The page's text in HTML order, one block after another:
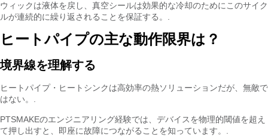
ウィックは液体を戻し、真空シールは効果的な冷却のためにこのサイク
ルが連続的に繰り返されることを保証する。.
ヒートパイプの主な動作限界は？
境界線を理解する
ヒートパイプ・ヒートシンクは高効率の熱ソリューションだが、無敵で
はない。.
PTSMAKEのエンジニアリング経験では、デバイスを物理的閾値を超え
て押し出すと、即座に故障につながることを知っています。.